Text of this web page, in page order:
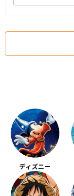
ディズニー